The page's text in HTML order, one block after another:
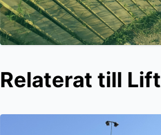
Relaterat till